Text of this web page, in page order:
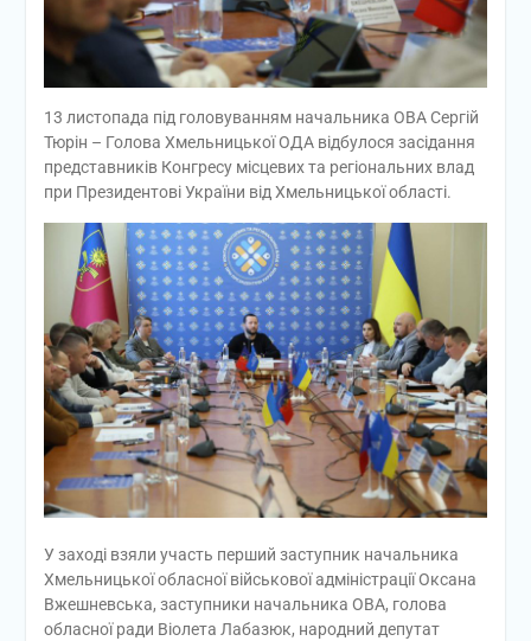
13 листопада під головуванням начальника ОВА Cергій
Тюрін – Голова Хмельницької ОДА відбулося засідання
представників Конгресу місцевих та регіональних влад
при Президентові України від Хмельницької області.
У заході взяли участь перший заступник начальника
Хмельницької обласної військової адміністрації Оксана
Вжешневська, заступники начальника ОВА, голова
обласної ради Віолета Лабазюк, народний депутат